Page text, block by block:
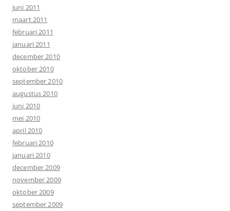
juni 2011
maart 2011
februari 2011
januari 2011
december 2010
oktober 2010
september 2010
augustus 2010
juni 2010
mei 2010
april 2010
februari 2010
januari 2010
december 2009
november 2009
oktober 2009
september 2009